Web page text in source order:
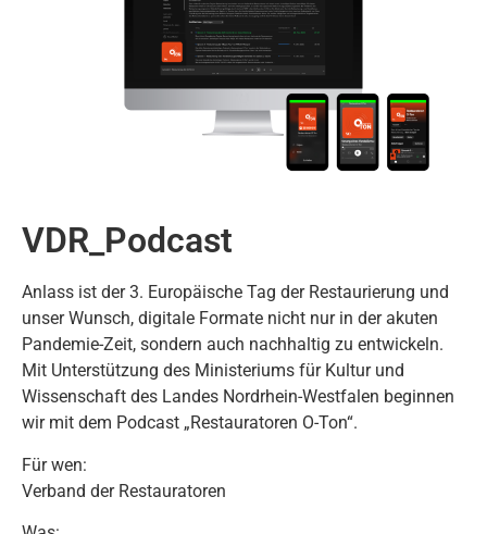
VDR_Podcast
Anlass ist der 3. Europäische Tag der Restaurierung und
unser Wunsch, digitale Formate nicht nur in der akuten
Pandemie-Zeit, sondern auch nachhaltig zu entwickeln.
Mit Unterstützung des Ministeriums für Kultur und
Wissenschaft des Landes Nordrhein-Westfalen beginnen
wir mit dem Podcast „Restauratoren O-Ton“.
Für wen:
Verband der Restauratoren